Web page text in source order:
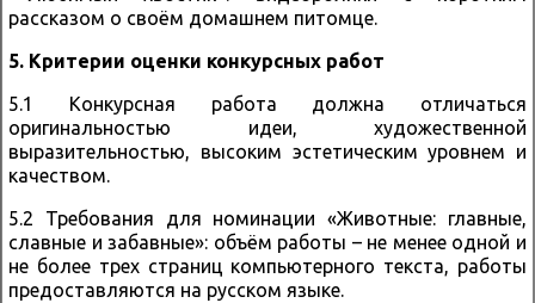
рассказом о своём домашнем питомце.
5. Критерии оценки конкурсных работ
5.1 Конкурсная работа должна отличаться
оригинальностью идеи, художественной
выразительностью, высоким эстетическим уровнем и
качеством.
5.2 Требования для номинации «Животные: главные,
славные и забавные»: объём работы – не менее одной и
не более трех страниц компьютерного текста, работы
предоставляются на русском языке.